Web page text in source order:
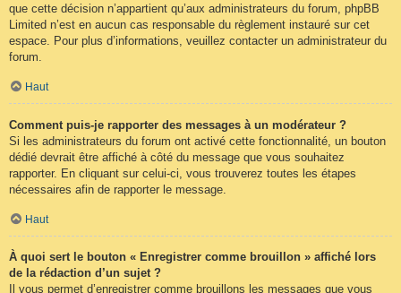
que cette décision n’appartient qu’aux administrateurs du forum, phpBB
Limited n’est en aucun cas responsable du règlement instauré sur cet
espace. Pour plus d’informations, veuillez contacter un administrateur du
forum.
Haut
Comment puis-je rapporter des messages à un modérateur ?
Si les administrateurs du forum ont activé cette fonctionnalité, un bouton
dédié devrait être affiché à côté du message que vous souhaitez
rapporter. En cliquant sur celui-ci, vous trouverez toutes les étapes
nécessaires afin de rapporter le message.
Haut
À quoi sert le bouton « Enregistrer comme brouillon » affiché lors
de la rédaction d’un sujet ?
Il vous permet d’enregistrer comme brouillons les messages que vous